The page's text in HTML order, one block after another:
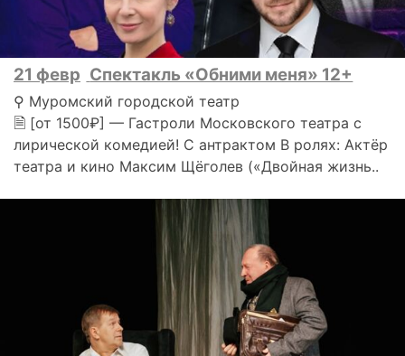
21 февр Спектакль «Обними меня» 12+
⚲ Муромский городской театр
🗎 [от 1500₽] — Гастроли Московского театра с
лирической комедией! С антрактом В ролях: Актёр
театра и кино Максим Щёголев («Двойная жизнь..